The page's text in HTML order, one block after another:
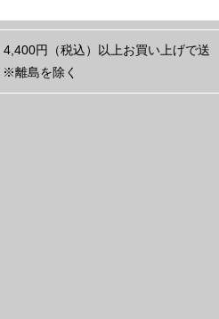
4,400円（税込）以上お買い上げで送
※離島を除く